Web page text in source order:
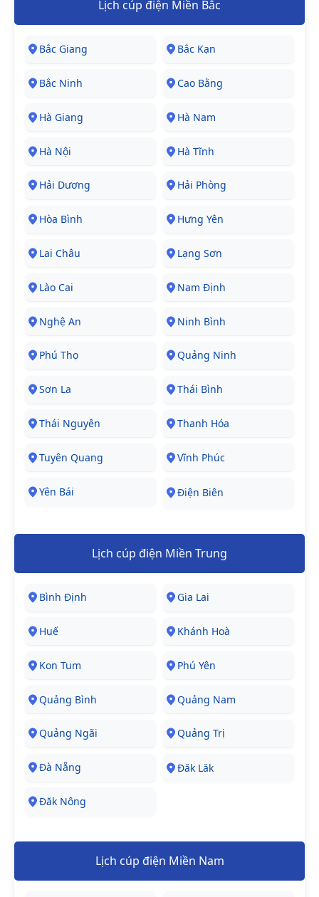
Lịch cúp điện Miền Bắc
Bắc Giang Bắc Kạn
Bắc Ninh Cao Bằng
Hà Giang Hà Nam
Hà Nội Hà Tĩnh
Hải Dương Hải Phòng
Hòa Bình Hưng Yên
Lai Châu Lạng Sơn
Lào Cai Nam Định
Nghệ An Ninh Bình
Phú Thọ Quảng Ninh
Sơn La Thái Bình
Thái Nguyên Thanh Hóa
Tuyên Quang Vĩnh Phúc
Yên Bái Điện Biên
Lịch cúp điện Miền Trung
Bình Định Gia Lai
Huế Khánh Hoà
Kon Tum Phú Yên
Quảng Bình Quảng Nam
Quảng Ngãi Quảng Trị
Đà Nẵng Đăk Lăk
Đăk Nông
Lịch cúp điện Miền Nam